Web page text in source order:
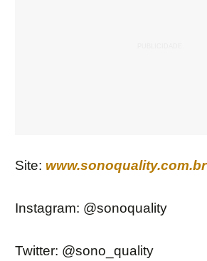
Site: www.sonoquality.com.br
Instagram: @sonoquality
Twitter: @sono_quality